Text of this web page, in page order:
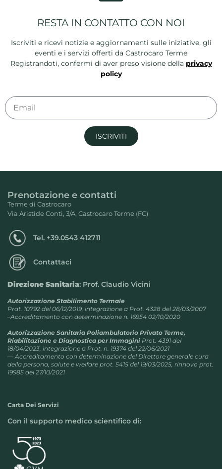
RESTA IN CONTATTO CON NOI
Iscriviti e ricevi notizie e aggiornamenti sulle iniziative, gli
eventi e i servizi offerti da Castrocaro Terme
Registrandoti, confermi di aver preso visione della privacy
policy
ISCRIVITI
Prenotazione e contatti
Terme di Castrocaro
Via Aristide Conti, 3/A, Castrocaro Terme (FC)
Tel. +39.0543 412711
Contattaci
Direzione Sanitaria: Prof. Claudio Vicini
Autorizzazione Stabilimento Termale
Prat. 10792 del 06/12/2019, integrazione a Prot. 4328 del 28/03/2007
–Accreditamento con determinazione n. 16954 02/10/2020
Autorizzazione Sanitaria Poliambulatorio Privato Terme,
Riabilitazione e Diagnostica per Immagini Prot. 4391 del
18/04/2023, integrazione a Prot. n. 19374 del 22/06/2021
— Accreditamento con determinazione del Direttore generale cura
della persona, salute e welfare prot. 5415 del 19/03/2025, rinnovo prot.
19985 del 27/10/2021
Carta Dei Servizi
Con il supporto medico scientifico di: